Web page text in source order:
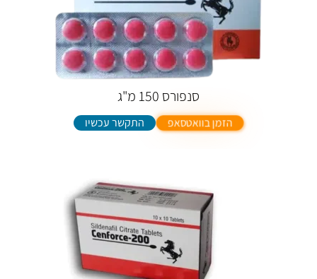
סנפורס 150 מ"ג
הזמן בוואטסאפ התקשר עכשיו